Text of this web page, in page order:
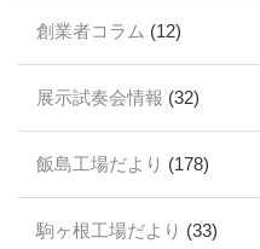
創業者コラム (12)
展示試奏会情報 (32)
飯島工場だより (178)
駒ヶ根工場だより (33)